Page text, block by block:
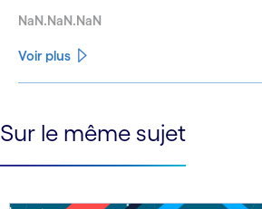
NaN.NaN.NaN
Voir plus
See more See less
Sur le même sujet